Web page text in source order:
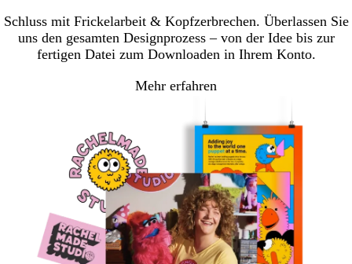
Schluss mit Frickelarbeit & Kopfzerbrechen. Überlassen Sie
uns den gesamten Designprozess – von der Idee bis zur
fertigen Datei zum Downloaden in Ihrem Konto.
Mehr erfahren